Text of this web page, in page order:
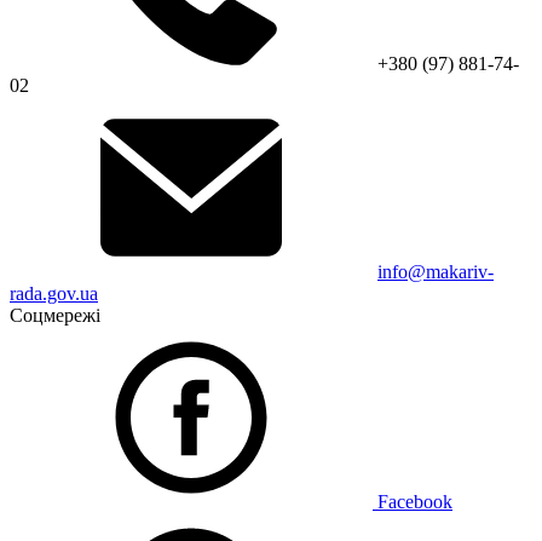
+380 (97) 881-74-
02
info@makariv-
rada.gov.ua
Соцмережі
Facebook